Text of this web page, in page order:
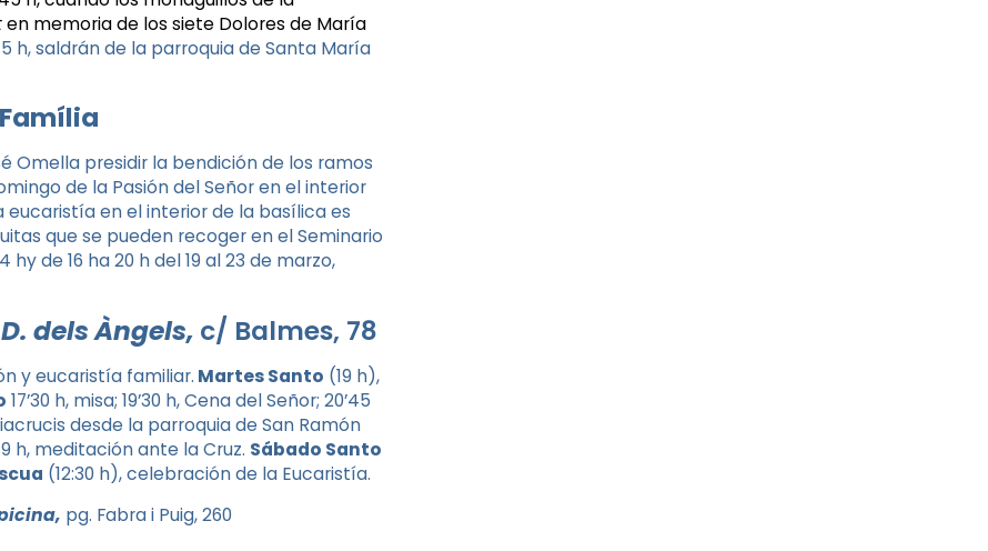
en memoria de los siete Dolores de María
h, saldrán de la parroquia de Santa María
Omella presidir la bendición de los ramos
de la Pasión del Señor en el interior
en el interior de la basílica es
que se pueden recoger en el Seminario
de 16 ha 20 h del 19 al 23 de marzo,
dels Àngels, c/ Balmes, 78
y eucaristía familiar. Martes Santo (19 h),
17’30 h, misa; 19’30 h, Cena del Señor; 20’45
desde la parroquia de San Ramón
h, meditación ante la Cruz. Sábado Santo
(12:30 h), celebración de la Eucaristía.
pg. Fabra i Puig, 260